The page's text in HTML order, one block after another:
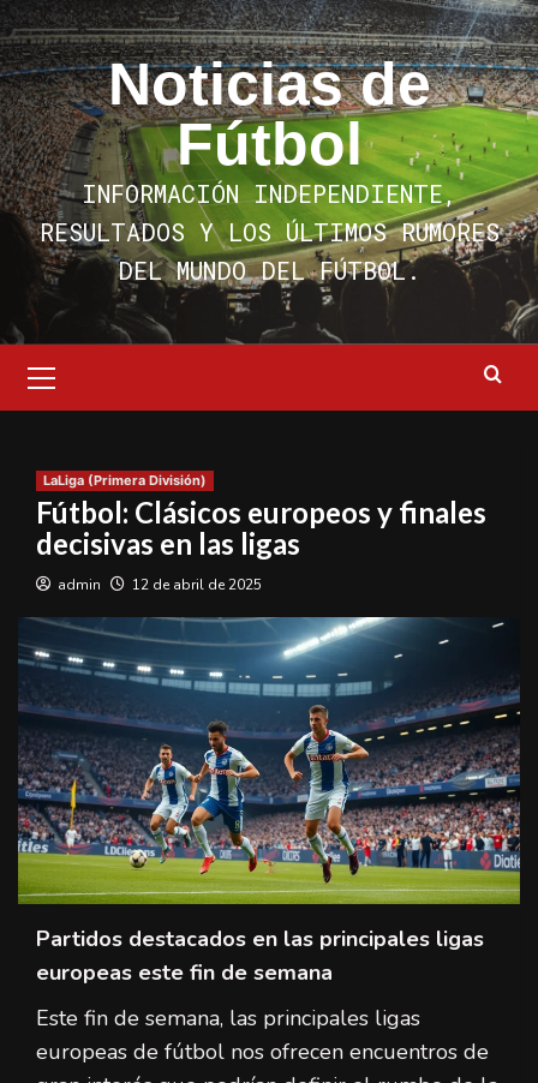
Saltar
al
contenido
Noticias de
Fútbol
INFORMACIÓN INDEPENDIENTE,
RESULTADOS Y LOS ÚLTIMOS RUMORES
DEL MUNDO DEL FÚTBOL.
primario
LaLiga (Primera División)
Fútbol: Clásicos europeos y finales
decisivas en las ligas
admin 12 de abril de 2025
Partidos destacados en las principales ligas
europeas este fin de semana
Este fin de semana, las principales ligas
europeas de fútbol nos ofrecen encuentros de